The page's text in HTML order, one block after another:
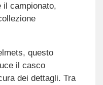
il campionato,
questo
il casco
dei dettagli. Tra